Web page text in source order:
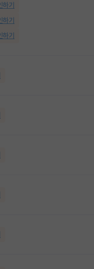
하기
하기
하기